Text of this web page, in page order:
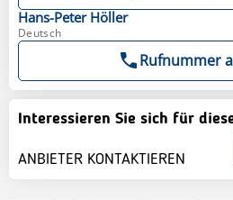
Hans-Peter Höller
Deutsch
Rufnummer
Interessieren Sie sich für
ANBIETER KONTAKTIEREN